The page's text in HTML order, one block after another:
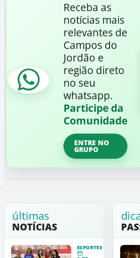
Receba as
notícias mais
relevantes de
Campos do
Jordão e
região direto
no seu
whatsapp.
Participe da
Comunidade
ENTRE NO
GRUPO
últimas
NOTÍCIAS
ESPORTES